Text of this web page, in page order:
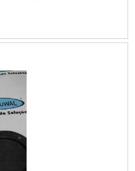
se
um eixo
sem
quanto
é um